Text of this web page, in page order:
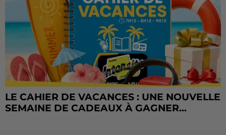
LE CAHIER DE VACANCES : UNE NOUVELLE
SEMAINE DE CADEAUX À GAGNER...